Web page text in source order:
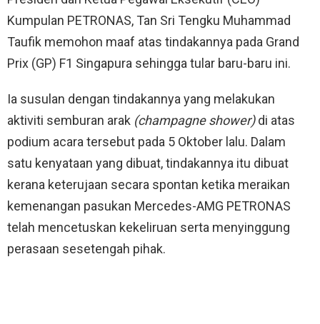
Kumpulan PETRONAS, Tan Sri Tengku Muhammad
Taufik memohon maaf atas tindakannya pada Grand
Prix (GP) F1 Singapura sehingga tular baru-baru ini.
Ia susulan dengan tindakannya yang melakukan
aktiviti semburan arak (champagne shower)di atas
podium acara tersebut pada 5 Oktober lalu. Dalam
satu kenyataan yang dibuat, tindakannya itu dibuat
kerana keterujaan secara spontan ketika meraikan
kemenangan pasukan Mercedes-AMG PETRONAS
telah mencetuskan kekeliruan serta menyinggung
perasaan sesetengah pihak.